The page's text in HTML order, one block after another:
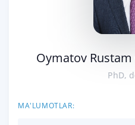
Oymatov
PhD,
MA'LUMOTLAR: